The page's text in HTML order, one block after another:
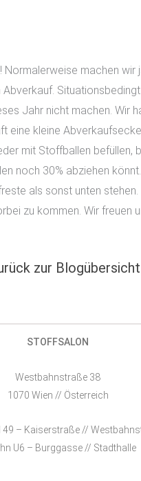
Normalerweise machen wir
Jahr nicht machen. Wir
eine kleine
mit Stoffballen befüllen,
noch 30% abziehen
als sonst unten stehen.
zu kommen. Wir freuen
zur Blogübersicht
STOFFSALON
Westbahnstraße 38
1070 Wien // Österreich
49 – Kaiserstraße //
U6 – Burggasse // Stadthalle